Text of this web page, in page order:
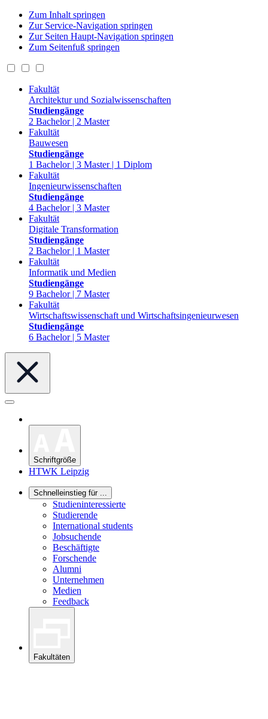
Zum Inhalt springen
Zur Service-Navigation springen
Zur Seiten Haupt-Navigation springen
Zum Seitenfuß springen
Fakultät
Architektur und Sozialwissenschaften
Studiengänge
2 Bachelor | 2 Master
Fakultät
Bauwesen
Studiengänge
1 Bachelor | 3 Master | 1 Diplom
Fakultät
Ingenieurwissenschaften
Studiengänge
4 Bachelor | 3 Master
Fakultät
Digitale Transformation
Studiengänge
2 Bachelor | 1 Master
Fakultät
Informatik und Medien
Studiengänge
9 Bachelor | 7 Master
Fakultät
Wirtschaftswissenschaft und Wirtschaftsingenieurwesen
Studiengänge
6 Bachelor | 5 Master
Schriftgröße
HTWK Leipzig
Schnelleinstieg für ...
Studieninteressierte
Studierende
International students
Jobsuchende
Beschäftigte
Forschende
Alumni
Unternehmen
Medien
Feedback
Fakultäten